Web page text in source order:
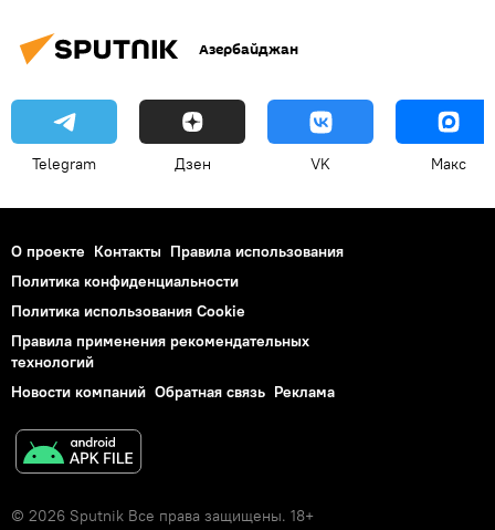
Азербайджан
Telegram Дзен VK Макс
О проекте Контакты Правила использования
Политика конфиденциальности
Политика использования Cookie
Правила применения рекомендательных
технологий
Новости компаний Обратная связь Реклама
© 2026 Sputnik Все права защищены. 18+